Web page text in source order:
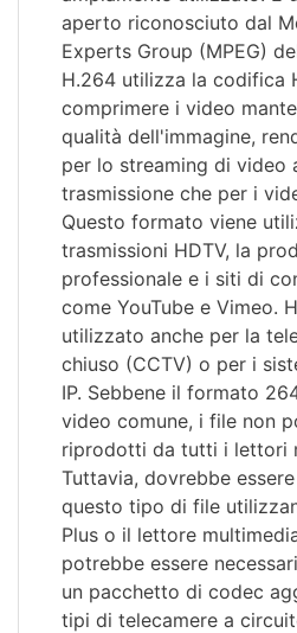
aperto riconosciuto dal
Experts Group (MPEG)
H.264 utilizza la codifica
comprimere i video
qualità dell'immagine,
per lo streaming di video
trasmissione che per i
Questo formato viene
trasmissioni HDTV, la
professionale e i siti di
come YouTube e Vimeo.
utilizzato anche per la
chiuso (CCTV) o per i
IP. Sebbene il formato
video comune, i file non
riprodotti da tutti i lettori
Tuttavia, dovrebbe
questo tipo di file
Plus o il lettore
potrebbe essere
un pacchetto di codec
tipi di telecamere a